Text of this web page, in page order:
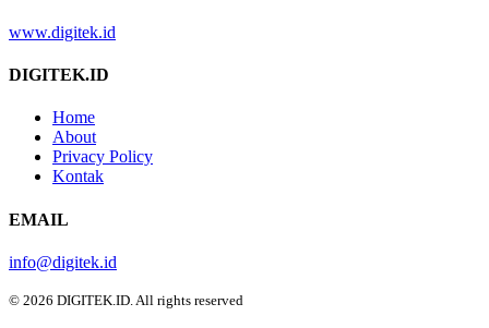
www.digitek.id
DIGITEK.ID
Home
About
Privacy Policy
Kontak
EMAIL
info@digitek.id
© 2026 DIGITEK.ID. All rights reserved